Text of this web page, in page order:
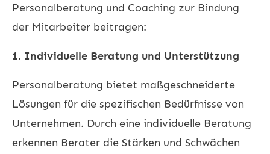
Personalberatung und Coaching zur Bindung
der Mitarbeiter beitragen:
1. Individuelle Beratung und Unterstützung
Personalberatung bietet maßgeschneiderte
Lösungen für die spezifischen Bedürfnisse von
Unternehmen. Durch eine individuelle Beratung
erkennen Berater die Stärken und Schwächen